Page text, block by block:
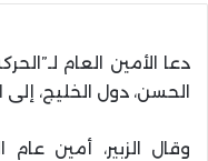
دعا الأمين العام
الحسن، دول الخليج، إلى
وقال الزبير، أمين